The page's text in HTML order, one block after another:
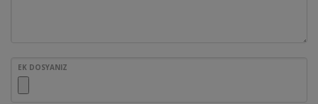
EK DOSYANIZ